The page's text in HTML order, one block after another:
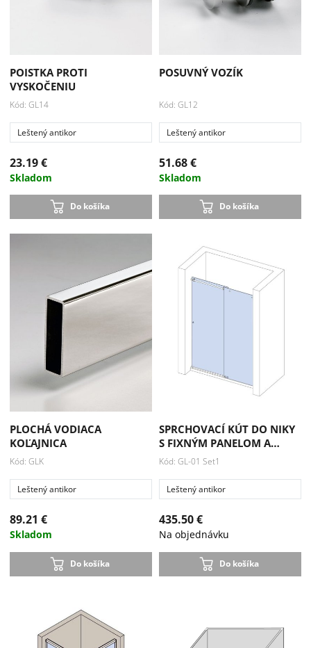
POISTKA PROTI
VYSKOČENIU
Kód: GL14
Leštený antikor
23.19 €
Skladom
Do košíka
POSUVNÝ VOZÍK
Kód: GL12
Leštený antikor
51.68 €
Skladom
Do košíka
PLOCHÁ VODIACA
KOĽAJNICA
Kód: GLK
Leštený antikor
89.21 €
Skladom
Do košíka
SPRCHOVACÍ KÚT DO NIKY
S FIXNÝM PANELOM A…
Kód: GL-01 Set1
Leštený antikor
435.50 €
Na objednávku
Do košíka